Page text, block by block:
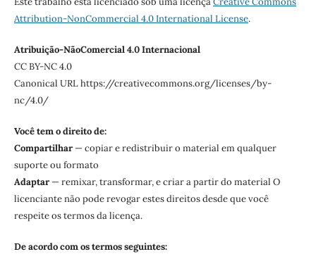
Attribution-NonCommercial 4.0 International License.
Atribuição-NãoComercial 4.0 Internacional
CC BY-NC 4.0
Canonical URL https://creativecommons.org/licenses/by-
nc/4.0/
Você tem o direito de:
Compartilhar— copiar e redistribuir o material em qualquer
suporte ou formato
Adaptar— remixar, transformar, e criar a partir do material O
licenciante não pode revogar estes direitos desde que você
respeite os termos da licença.
De acordo com os termos seguintes: